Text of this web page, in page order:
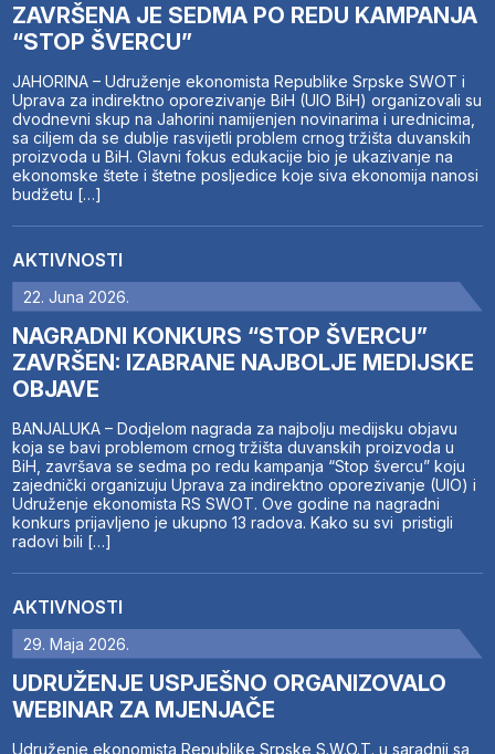
ZAVRŠENA JE SEDMA PO REDU KAMPANJA
“STOP ŠVERCU”
JAHORINA – Udruženje ekonomista Republike Srpske SWOT i
Uprava za indirektno oporezivanje BiH (UIO BiH) organizovali su
dvodnevni skup na Jahorini namijenjen novinarima i urednicima,
sa ciljem da se dublje rasvijetli problem crnog tržišta duvanskih
proizvoda u BiH. Glavni fokus edukacije bio je ukazivanje na
ekonomske štete i štetne posljedice koje siva ekonomija nanosi
budžetu […]
AKTIVNOSTI
22. Juna 2026.
NAGRADNI KONKURS “STOP ŠVERCU”
ZAVRŠEN: IZABRANE NAJBOLJE MEDIJSKE
OBJAVE
BANJALUKA – Dodjelom nagrada za najbolju medijsku objavu
koja se bavi problemom crnog tržišta duvanskih proizvoda u
BiH, završava se sedma po redu kampanja “Stop švercu” koju
zajednički organizuju Uprava za indirektno oporezivanje (UIO) i
Udruženje ekonomista RS SWOT. Ove godine na nagradni
konkurs prijavljeno je ukupno 13 radova. Kako su svi pristigli
radovi bili […]
AKTIVNOSTI
29. Maja 2026.
UDRUŽENJE USPJEŠNO ORGANIZOVALO
WEBINAR ZA MJENJAČE
Udruženje ekonomista Republike Srpske S.W.O.T. u saradnji sa